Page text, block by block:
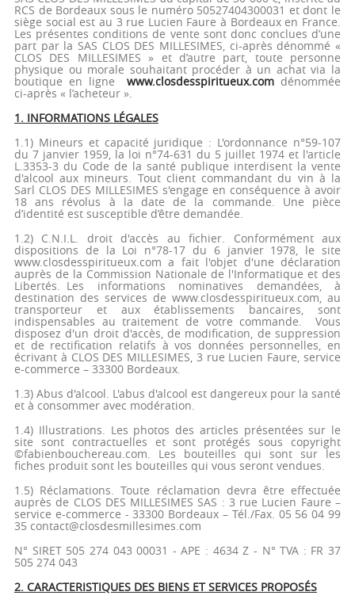
RCS de Bordeaux sous le numéro 50527404300031 et dont le
siège social est au 3 rue Lucien Faure à Bordeaux en France.
Les présentes conditions de vente sont donc conclues d’une
part par la SAS CLOS DES MILLESIMES, ci-après dénommé «
CLOS DES MILLESIMES » et d’autre part, toute personne
physique ou morale souhaitant procéder à un achat via la
boutique en lignewww.closdesspiritueux.com dénommée
ci-après « l’acheteur ».
1. INFORMATIONS LÉGALES
1.1) Mineurs et capacité juridique : L'ordonnance n°59-107
du 7 janvier 1959, la loi n°74-631 du 5 juillet 1974 et l'article
L.3353-3 du Code de la santé publique interdisent la vente
d'alcool aux mineurs. Tout client commandant du vin à la
Sarl CLOS DES MILLESIMES s'engage en conséquence à avoir
18 ans révolus à la date de la commande. Une pièce
d’identité est susceptible d’être demandée.
1.2) C.N.I.L. droit d'accès au fichier. Conformément aux
dispositions de la Loi n°78-17 du 6 janvier 1978, le site
www.closdesspiritueux.com a fait l'objet d'une déclaration
auprès de la Commission Nationale de l'Informatique et des
Libertés. Les informations nominatives demandées, à
destination des services de www.closdesspiritueux.com, au
transporteur et aux établissements bancaires, sont
indispensables au traitement de votre commande. Vous
disposez d'un droit d'accès, de modification, de suppression
et de rectification relatifs à vos données personnelles, en
écrivant à CLOS DES MILLESIMES, 3 rue Lucien Faure, service
e-commerce – 33300 Bordeaux.
1.3) Abus d'alcool. L'abus d'alcool est dangereux pour la santé
et à consommer avec modération.
1.4) Illustrations. Les photos des articles présentées sur le
site sont contractuelles et sont protégés sous copyright
©fabienbouchereau.com. Les bouteilles qui sont sur les
fiches produit sont les bouteilles qui vous seront vendues.
1.5) Réclamations. Toute réclamation devra être effectuée
auprès de CLOS DES MILLESIMES SAS : 3 rue Lucien Faure –
service e-commerce - 33300 Bordeaux – Tél./Fax. 05 56 04 99
35 contact@closdesmillesimes.com
N° SIRET 505 274 043 00031 - APE : 4634 Z - N° TVA : FR 37
505 274 043
2. CARACTERISTIQUES DES BIENS ET SERVICES PROPOSÉS